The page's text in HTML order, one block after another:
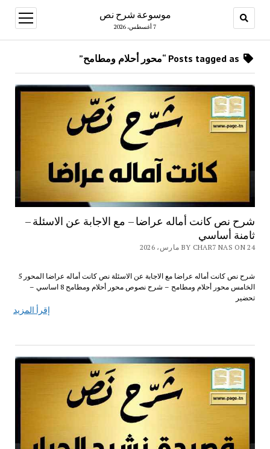
موسوعة شرح نص
7 أغسطس، 2026
open
menu
شرح نص كانت أماله عراضا – مع الاجابة عن الاسئلة –
ثامنة أساسي
BY CHAR7 NAS ON 24 مارس، 2026
شرح نص كانت أماله عراضا مع الاجابة عن الاسئلة نص كانت أماله عراضا المحور 5
الخامس محور أحلام ومطامح – شرح نصوص محور أحلام ومطامح 8 اساسي –
تحضير
إقرأ المزيد